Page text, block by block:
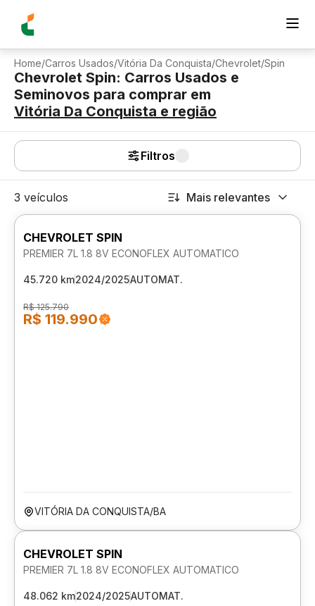
Home/Carros Usados/Vitória Da Conquista/Chevrolet/Spin
Chevrolet Spin: Carros Usados e
Seminovos para comprar em
Vitória Da Conquista e região
Filtros
3 veículos Mais relevantes
CHEVROLET SPIN
PREMIER 7L 1.8 8V ECONOFLEX AUTOMATICO
45.720 km2024/2025AUTOMAT.
R$ 125.790
R$ 119.990
VITÓRIA DA CONQUISTA/BA
CHEVROLET SPIN
PREMIER 7L 1.8 8V ECONOFLEX AUTOMATICO
48.062 km2024/2025AUTOMAT.